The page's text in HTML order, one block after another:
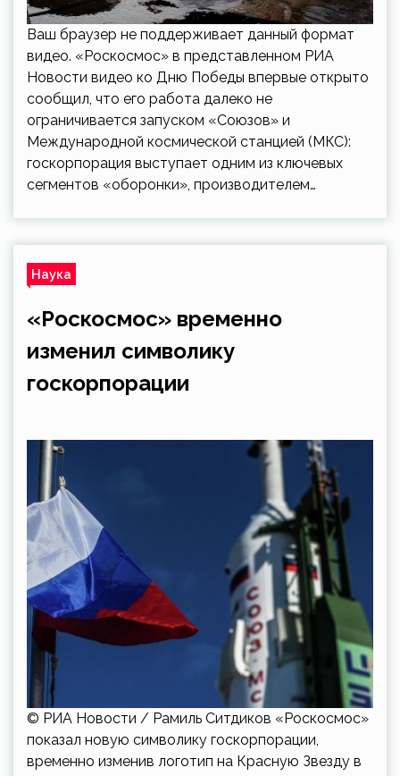
Ваш браузер не поддерживает данный формат
видео. «Роскосмос» в представленном РИА
Новости видео ко Дню Победы впервые открыто
сообщил, что его работа далеко не
ограничивается запуском «Союзов» и
Международной космической станцией (МКС):
госкорпорация выступает одним из ключевых
сегментов «оборонки», производителем…
Наука
«Роскосмос» временно
изменил символику
госкорпорации
© РИА Новости / Рамиль Ситдиков «Роскосмос»
показал новую символику госкорпорации,
временно изменив логотип на Красную Звезду в